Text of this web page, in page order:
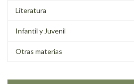
Literatura
Infantil y Juvenil
Otras materias